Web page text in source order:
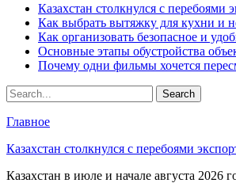
Казахстан столкнулся с перебоями
Как выбрать вытяжку для кухни и
Как организовать безопасное и
Основные этапы обустройства
Почему одни фильмы хочется
Главное
Казахстан столкнулся с перебоями
Казахстан в июле и начале августа